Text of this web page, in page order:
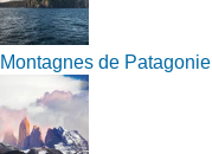
Montagnes de